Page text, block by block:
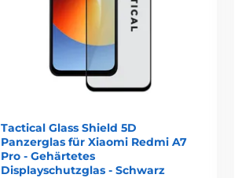
Tactical Glass Shield 5D
Panzerglas für Xiaomi Redmi A7
Pro - Gehärtetes
Displayschutzglas - Schwarz